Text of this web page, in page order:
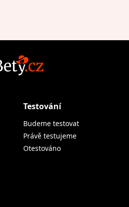
Testování
Budeme testovat
Právě testujeme
Otestováno